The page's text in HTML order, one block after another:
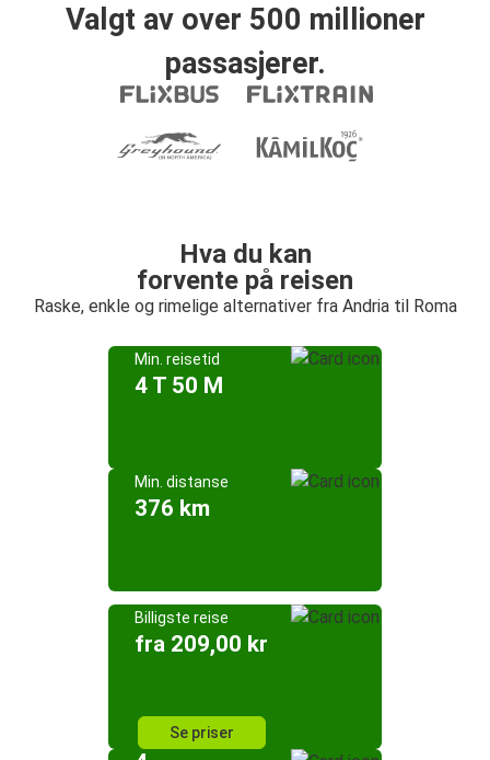
Valgt av over 500 millioner
passasjerer.
Hva du kan
forvente på reisen
Raske, enkle og rimelige alternativer fra Andria til Roma
Min. reisetid
4 T 50 M
Min. distanse
376 km
Billigste reise
fra 209,00 kr
Se priser